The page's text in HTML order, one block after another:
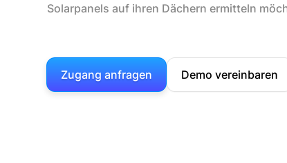
Solarpanels auf ihren Dächern ermitteln
Zugang anfragen Demo vereinbaren